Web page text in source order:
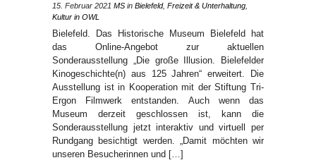
15. Februar 2021 MS in Bielefeld, Freizeit & Unterhaltung
Kultur in OWL
Bielefeld. Das Historische Museum Bielefeld hat
das Online-Angebot zur aktuellen
Sonderausstellung „Die große Illusion. Bielefelder
Kinogeschichte(n) aus 125 Jahren“ erweitert. Die
Ausstellung ist in Kooperation mit der Stiftung Tri-
Ergon Filmwerk entstanden. Auch wenn das
Museum derzeit geschlossen ist, kann die
Sonderausstellung jetzt interaktiv und virtuell per
Rundgang besichtigt werden. „Damit möchten wir
unseren Besucherinnen und […]